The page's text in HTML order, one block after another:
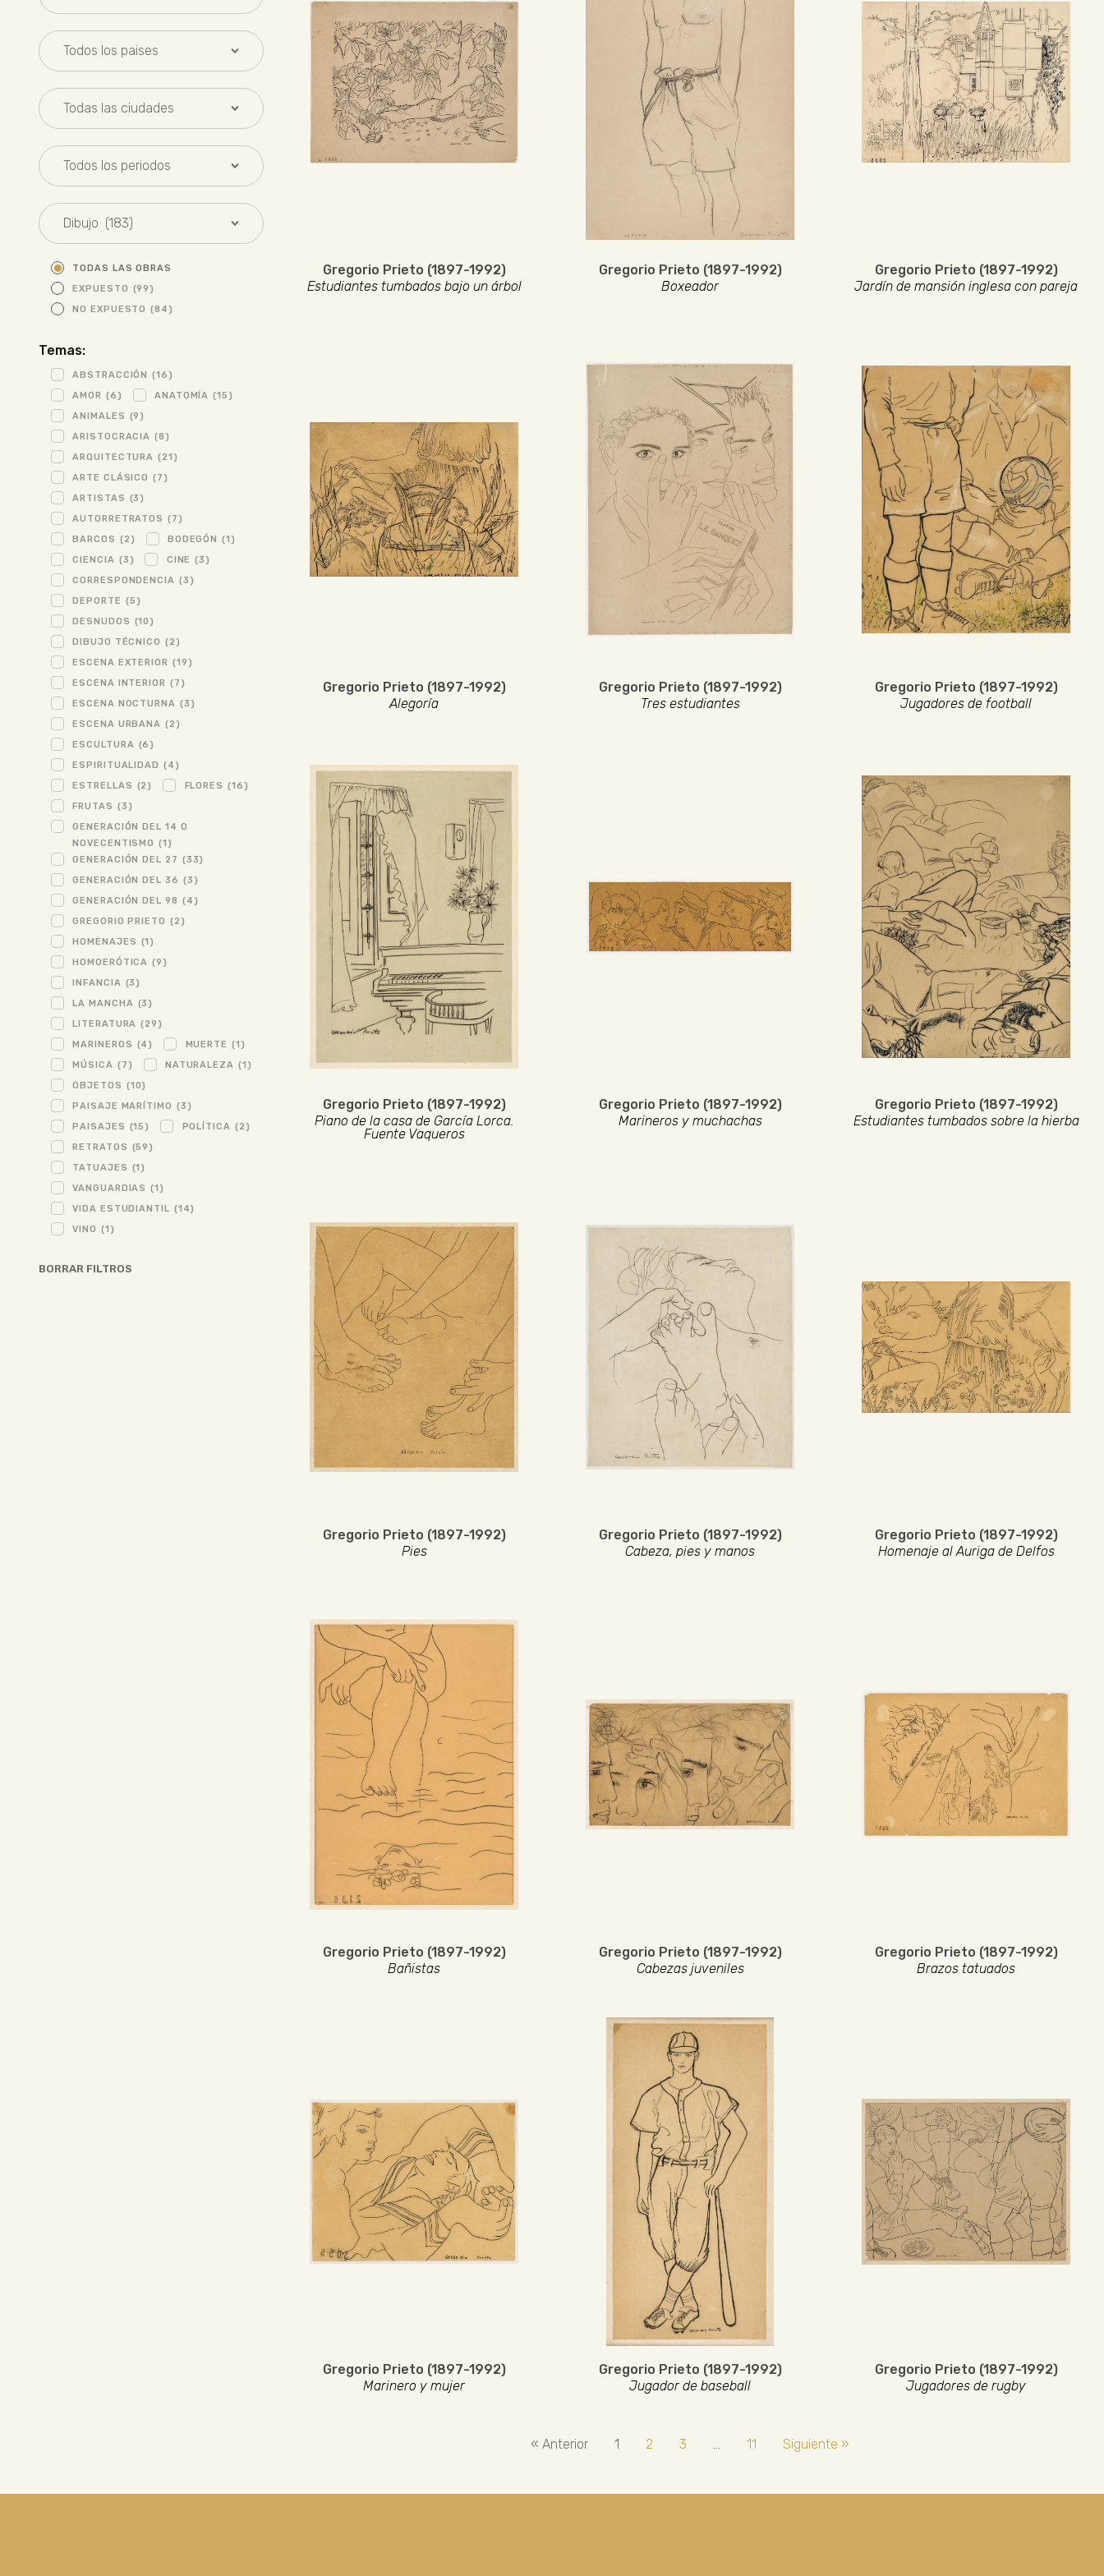
TODAS LAS OBRAS
EXPUESTO (99)
NO EXPUESTO (84)
Temas:
ABSTRACCIÓN (16)
AMOR (6) ANATOMÍA (15)
ANIMALES (9)
ARISTOCRACIA (8)
ARQUITECTURA (21)
ARTE CLÁSICO (7)
ARTISTAS (3)
AUTORRETRATOS (7)
BARCOS (2) BODEGÓN (1)
CIENCIA (3) CINE (3)
CORRESPONDENCIA (3)
DEPORTE (5)
DESNUDOS (10)
DIBUJO TÉCNICO (2)
ESCENA EXTERIOR (19)
ESCENA INTERIOR (7)
ESCENA NOCTURNA (3)
ESCENA URBANA (2)
ESCULTURA (6)
ESPIRITUALIDAD (4)
ESTRELLAS (2) FLORES (16)
FRUTAS (3)
GENERACIÓN DEL 14 O
NOVECENTISMO (1)
GENERACIÓN DEL 27 (33)
GENERACIÓN DEL 36 (3)
GENERACIÓN DEL 98 (4)
GREGORIO PRIETO (2)
HOMENAJES (1)
HOMOERÓTICA (9)
INFANCIA (3)
LA MANCHA (3)
LITERATURA (29)
MARINEROS (4) MUERTE (1)
MÚSICA (7) NATURALEZA (1)
OBJETOS (10)
PAISAJE MARÍTIMO (3)
PAISAJES (15) POLÍTICA (2)
RETRATOS (59)
TATUAJES (1)
VANGUARDIAS (1)
VIDA ESTUDIANTIL (14)
VINO (1)
BORRAR FILTROS
Gregorio Prieto (1897-1992)
Estudiantes tumbados bajo un árbol
Gregorio Prieto (1897-1992)
Boxeador
Gregorio Prieto (1897-1992)
Jardín de mansión inglesa con pareja
Gregorio Prieto (1897-1992)
Alegoría
Gregorio Prieto (1897-1992)
Tres estudiantes
Gregorio Prieto (1897-1992)
Jugadores de football
Gregorio Prieto (1897-1992)
Piano de la casa de García Lorca.
Fuente Vaqueros
Gregorio Prieto (1897-1992)
Marineros y muchachas
Gregorio Prieto (1897-1992)
Estudiantes tumbados sobre la hierba
Gregorio Prieto (1897-1992)
Pies
Gregorio Prieto (1897-1992)
Cabeza, pies y manos
Gregorio Prieto (1897-1992)
Homenaje al Auriga de Delfos
Gregorio Prieto (1897-1992)
Bañistas
Gregorio Prieto (1897-1992)
Cabezas juveniles
Gregorio Prieto (1897-1992)
Brazos tatuados
Gregorio Prieto (1897-1992)
Marinero y mujer
Gregorio Prieto (1897-1992)
Jugador de baseball
Gregorio Prieto (1897-1992)
Jugadores de rugby
« Anterior 1 2 3 … 11 Siguiente »